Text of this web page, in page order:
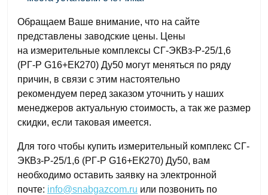
Обращаем Ваше внимание, что на сайте
представлены заводские цены. Цены
на измерительные комплексы СГ-ЭКВз-Р-25/1,6
(РГ-Р G16+ЕК270) Ду50 могут меняться по ряду
причин, в связи с этим настоятельно
рекомендуем перед заказом уточнить у наших
менеджеров актуальную стоимость, а так же размер
скидки, если таковая имеется.
Для того чтобы купить измерительный комплекс СГ-
ЭКВз-Р-25/1,6 (РГ-Р G16+ЕК270) Ду50, вам
необходимо оставить заявку на электронной
почте: info@snabgazcom.ru или позвонить по